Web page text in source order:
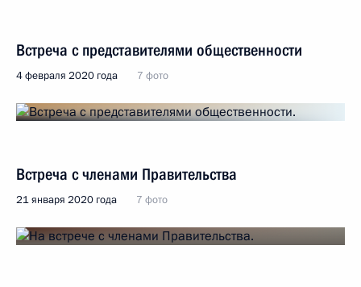
Встреча с представителями общественности
4 февраля 2020 года 7 фото
Встреча с членами Правительства
21 января 2020 года 7 фото